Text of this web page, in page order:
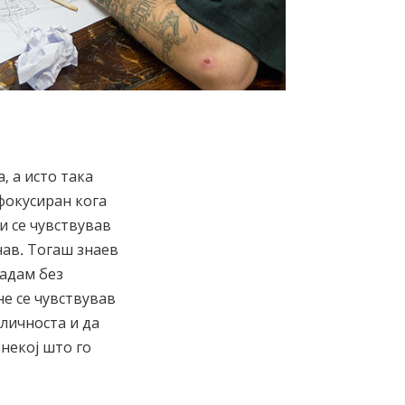
а исто така
кога
се чувствував
Тогаш знаев
без
се чувствував
и да
што го